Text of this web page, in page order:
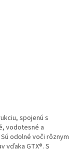
spojenú s
vodotesné a
odolné voči rôznym
vďaka GTX®. S